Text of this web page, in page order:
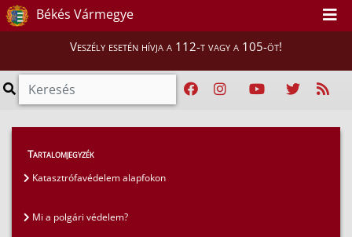
Békés Vármegye
Veszély esetén hívja a 112-t vagy a 105-öt!
GYIK > Gyakran ismételt kérdések
Tudnivalók a 112-es segélyhívószámról
Tartalomjegyzék
Katasztrófavédelem alapfokon
Mi a polgári védelem?